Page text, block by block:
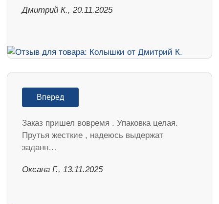
Дмитрий К., 20.11.2025
Вперед
Заказ пришел вовремя . Упаковка целая.
Прутья жесткие , надеюсь выдержат
заданн…
Оксана Г., 13.11.2025